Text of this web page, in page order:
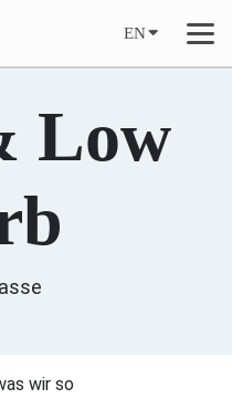
EN
Low
wir so